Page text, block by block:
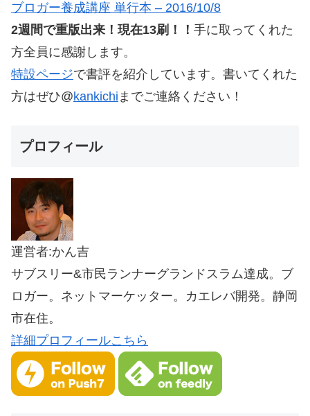
ブロガー養成講座 単行本 – 2016/10/8
2週間で重版出来！現在13刷！！ 手に取ってくれた
方全員に感謝します。
特設ページで書評を紹介しています。書いてくれた
方はぜひ@kankichi までご連絡ください！
プロフィール
運営者:かん吉
サブスリー&市民ランナーグランドスラム達成。ブ
ロガー。ネットマーケッター。カエレバ開発。静岡
市在住。
詳細プロフィールこちら